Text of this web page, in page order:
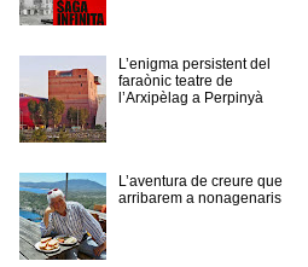
L’enigma persistent del
faraònic teatre de
l’Arxipèlag a Perpinyà
L’aventura de creure que
arribarem a nonagenaris